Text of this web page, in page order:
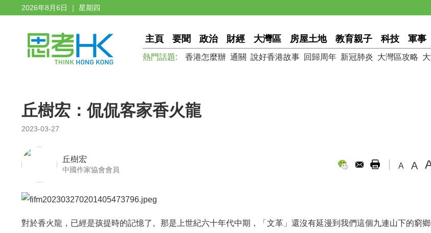
2026年8月6日 ｜ 星期四
主頁 要聞 政治 財經 大灣區 房屋土地 教育親子 科技 軍事
熱門話題: 香港怎麼辦 通關 說好香港故事 回歸周年 新冠肺炎 大灣區攻略
丘樹宏：侃侃客家香火龍
2023-03-27
丘樹宏
中國作家協會會員 A A
對於香火龍，已經是孩提時的記憶了。那是上世紀六十年代中期，「文革」還沒有延漫到我們這個九連山下的窮